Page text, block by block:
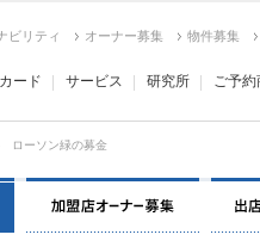
ビリティ オーナー募集 物件募集
ード サービス 研究所 ご予約
ローソン緑の募金
ライブラリー